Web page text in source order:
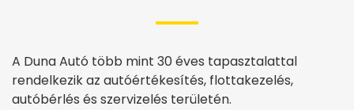
A Duna Autó több mint 30 éves tapasztalattal
rendelkezik az autóértékesítés, flottakezelés,
autóbérlés és szervizelés területén.